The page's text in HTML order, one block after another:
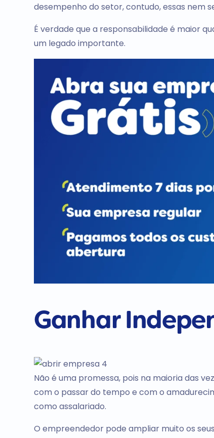
desempenho do setor, contudo, essas nem
É verdade que a responsabilidade é maior
um legado importante.
Ganhar
Não é uma promessa, pois na maioria das
com o passar do tempo e com o
como assalariado.
O empreendedor pode ampliar muito os